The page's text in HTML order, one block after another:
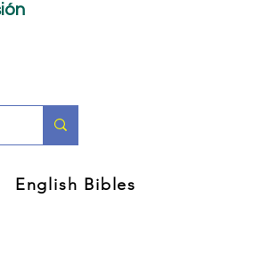
English Bibles